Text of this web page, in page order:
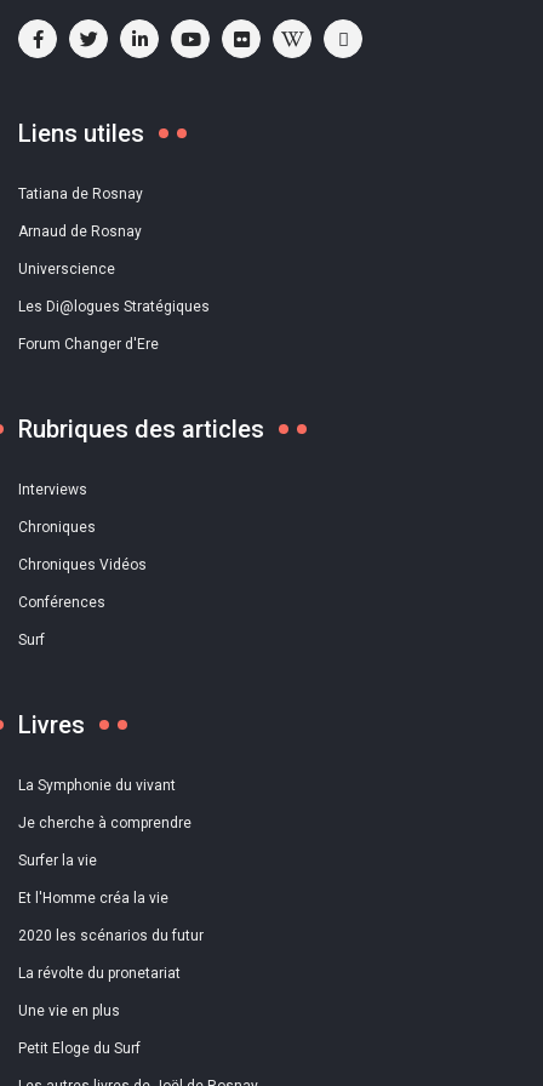
Liens utiles
Tatiana de Rosnay
Arnaud de Rosnay
Universcience
Les Di@logues Stratégiques
Forum Changer d'Ere
Rubriques des articles
Interviews
Chroniques
Chroniques Vidéos
Conférences
Surf
Livres
La Symphonie du vivant
Je cherche à comprendre
Surfer la vie
Et l'Homme créa la vie
2020 les scénarios du futur
La révolte du pronetariat
Une vie en plus
Petit Eloge du Surf